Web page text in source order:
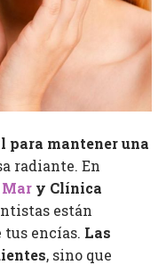
para mantener una
radiante. En
Mar y Clínica
están
tus encías. Las
, sino que